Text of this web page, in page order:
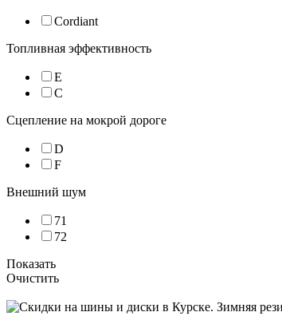
Cordiant
Топливная эффективность
E
C
Сцепление на мокрой дороге
D
F
Внешний шум
71
72
Показать
Очистить